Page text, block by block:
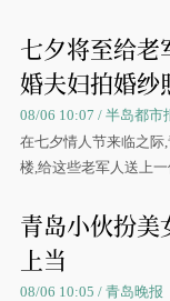
七夕将至给老
婚夫妇拍婚纱
08/06 10:07 / 半岛都市
在七夕情人节来临之际
楼,给这些老军人送上一
青岛小伙扮美
上当
08/06 10:05 / 青岛晚报